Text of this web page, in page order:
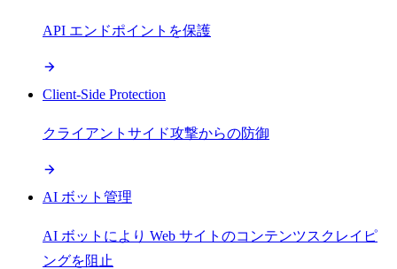
API エンドポイントを保護
Client-Side Protection
クライアントサイド攻撃からの防御
AI ボット管理
AI ボットにより Web サイトのコンテンツスクレイピ
ングを阻止